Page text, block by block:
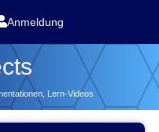
Anmeldung
Lern-Videos